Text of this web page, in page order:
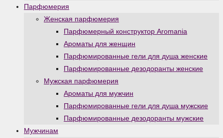
Парфюмерия
Женская парфюмерия
Парфюмерный конструктор Aromania
Ароматы для женщин
Парфюмированные гели для душа женские
Парфюмированные дезодоранты женские
Мужская парфюмерия
Ароматы для мужчин
Парфюмированные гели для душа мужские
Парфюмированные дезодоранты мужские
Мужчинам